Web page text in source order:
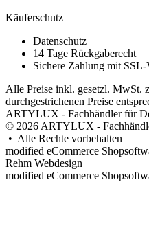
Käuferschutz
Datenschutz
14 Tage Rückgaberecht
Sichere Zahlung mit SSL-
Alle Preise inkl. gesetzl. MwSt.
durchgestrichenen Preise
ARTYLUX - Fachhändler für
© 2026 ARTYLUX -
• Alle Rechte vorbehalten
modified eCommerce
Rehm Webdesign
modified eCommerce